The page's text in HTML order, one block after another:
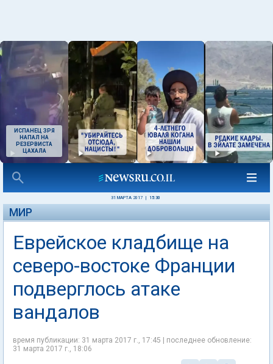
ИСПАНЕЦ ЗРЯ
НАПАЛ НА
РЕЗЕРВИСТА
ЦАХАЛА
31 МАРТА 2017 15:30
МИР
Еврейское кладбище на
северо-востоке Франции
подверглось атаке
вандалов
время публикации: 31 марта 2017 г., 17:45 | последнее обновление:
31 марта 2017 г., 18:06